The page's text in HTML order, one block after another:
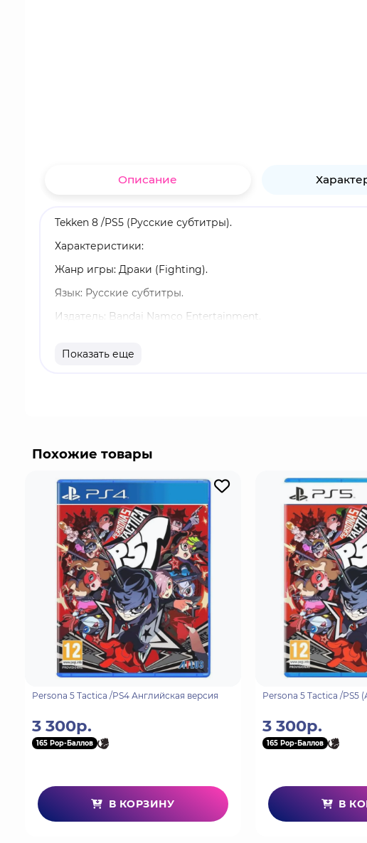
Описание
Tekken 8 /PS5 (Русские субтитры).
Характеристики:
Жанр игры: Драки (Fighting).
Язык: Русские субтитры.
Издатель: Bandai Namco Entertainment.
Издание: Стандартное.
Характерные для серии Tekken напряжённые битвы
позволяют с головой окунуться в увлекательный игровой
Новая игра, новое противостояние
В Tekken 8 кулак выступает против судьбы. Серия
ждёт следующая часть трагичной истории о
начинающаяся через 6 месяцев после завершения
Захватывающие и разрушительные схватки, в которых все
Новая система Heat делает битвы более
зрелищнее благодаря возможности разрушать
Благодаря обилию новых механик Tekken 8 можно смело
Насладитесь жизнью в мире Tekken
В новом одиночном аркадном режиме вам предстоит
соперниками, следите за развитием сюжета, овладейте
персонализации бойцов.
Показать еще
Похожие товары
Persona 5 Tactica /PS4 Английская версия
3 300р.
165 Pop-Баллов
В КОРЗИНУ
Persona 5 Tactica /PS5
3 300р.
165 Pop-Баллов
В